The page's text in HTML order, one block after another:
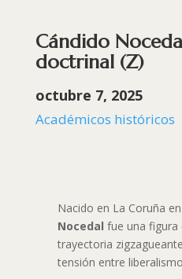
Cándido
doctrinal (Z)
octubre 7, 2025
Académicos históricos
Nacido en La Coruña
Nocedal fue una figura
trayectoria
tensión entre